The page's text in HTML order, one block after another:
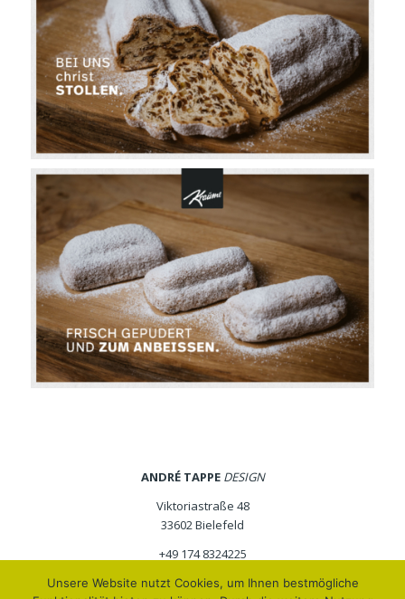
ANDRÉ TAPPE DESIGN
Viktoriastraße 48
33602 Bielefeld
+49 174 8324225
andretappe-design.de
Unsere Website nutzt Cookies, um Ihnen bestmögliche